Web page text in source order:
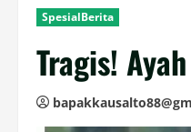
SpesialBerita
Tragis!